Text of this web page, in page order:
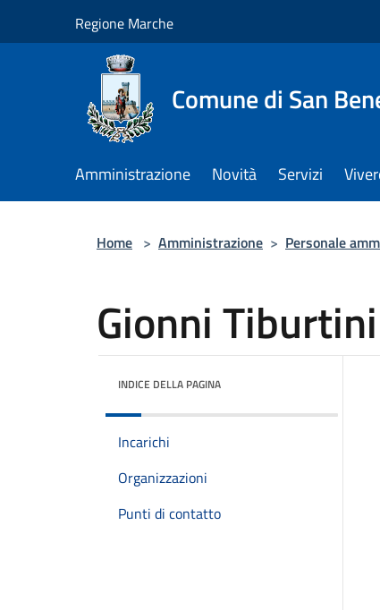
Regione Marche
Comune di San
Amministrazione Novità Servizi
Home > Amministrazione > Personale
Gionni Tiburtini
INDICE DELLA PAGINA
Incarichi
Organizzazioni
Punti di contatto